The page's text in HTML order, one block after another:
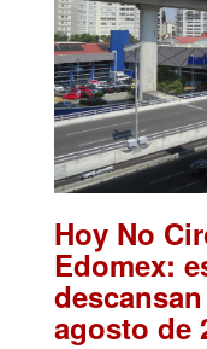
Hoy No
Edomex:
agosto de